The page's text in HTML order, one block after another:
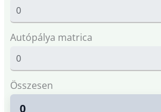
Autópálya matrica
Összesen